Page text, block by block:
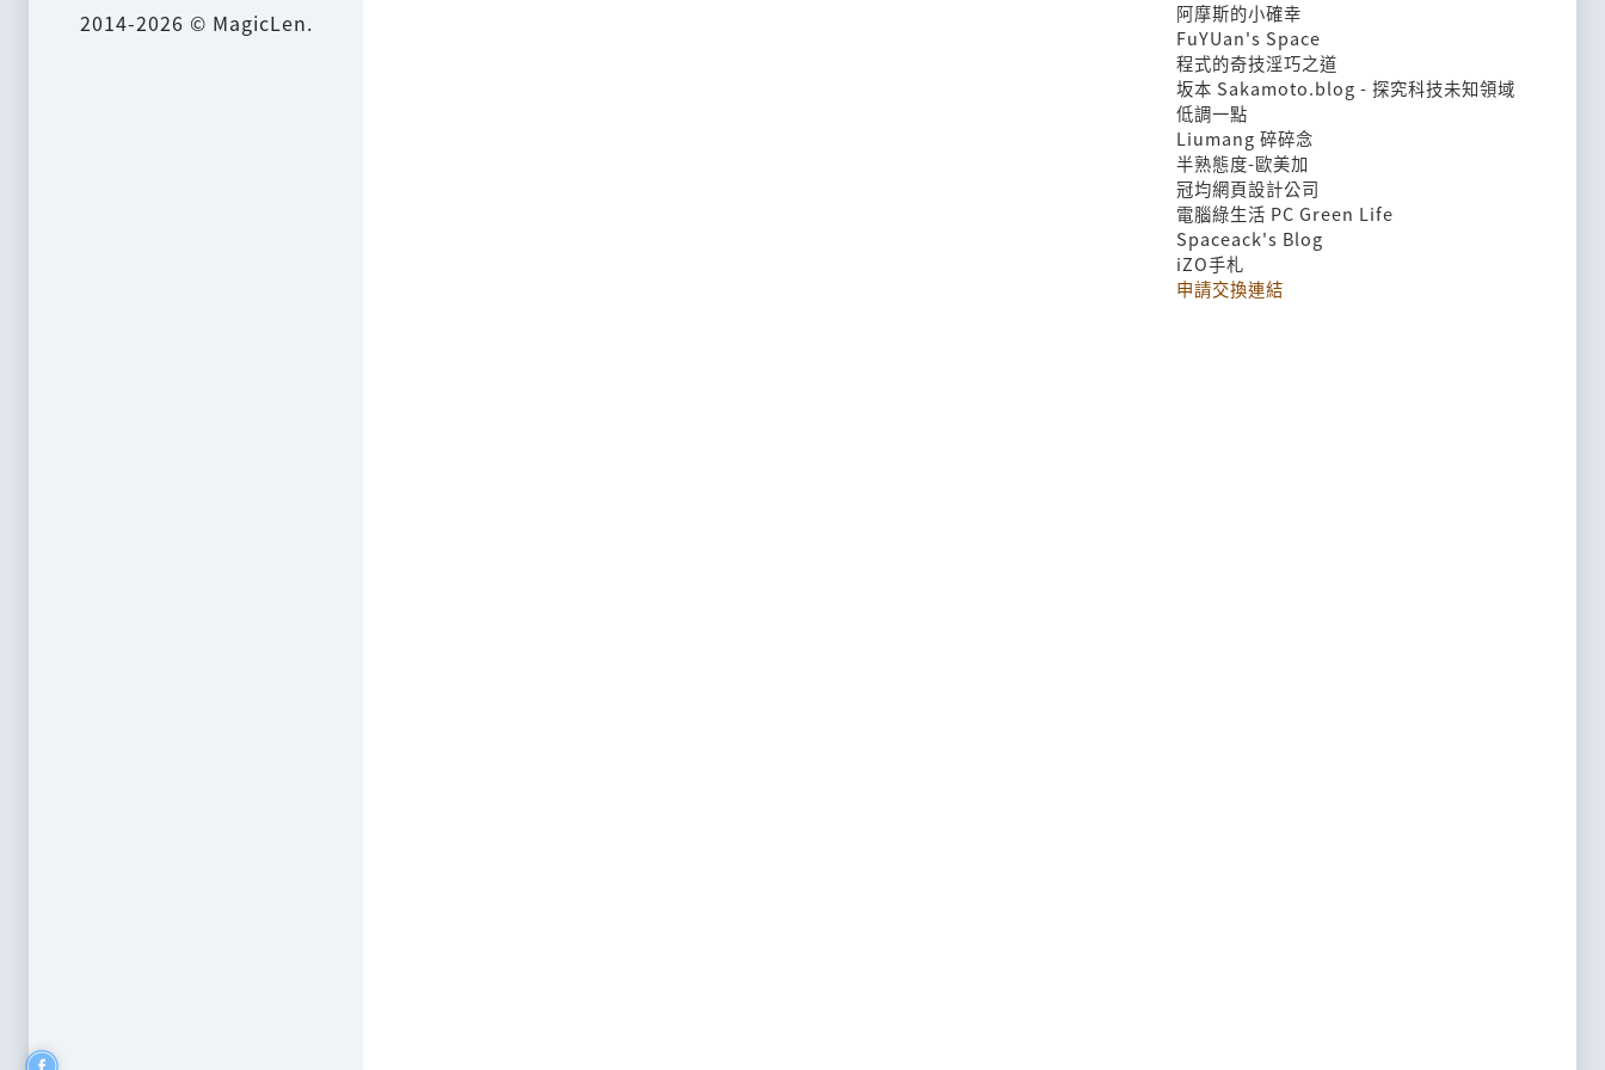
2014-2026 © MagicLen.
阿摩斯的小確幸
FuYUan's Space
程式的奇技淫巧之道
坂本 Sakamoto.blog - 探究科技未知領域
低調一點
Liumang 碎碎念
半熟態度-歐美加
冠均網頁設計公司
電腦綠生活 PC Green Life
Spaceack's Blog
iZO手札
申請交換連結